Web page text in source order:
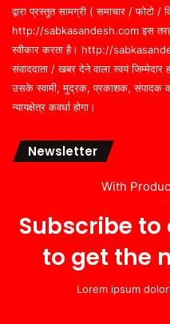
द्वारा प्रस्तुत सामग्री ( समाचार / फोटो /
http://sabkasandesh.com इस तरह के
स्वीकार करता है। http://
संवाददाता / खबर देने वाला स्वयं
उसके स्वामी, मुद्रक, प्रकाशक, संपादक की
न्यायक्षेत्र कवर्धा होगा।
Newsletter
With
Subscribe
to get the
Lorem ipsum